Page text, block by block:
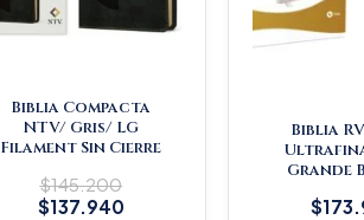
Biblia Compacta
NTV/ Gris/ LG
Filament Sin Cierre
$145.200
$137.940
Biblia
Grande
$